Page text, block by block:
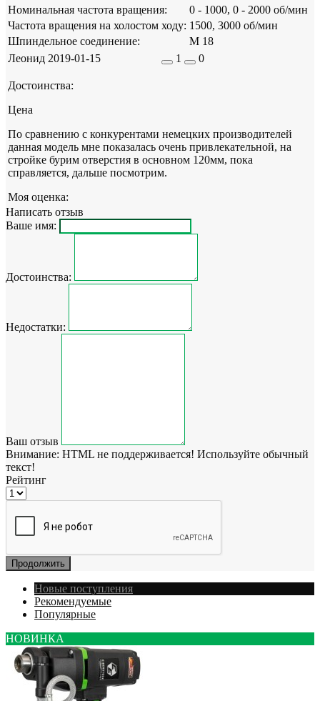
Номинальная частота вращения:
0 - 1000, 0 - 2000 об/мин
Частота вращения на холостом ходу: 1500, 3000 об/мин
Шпиндельное соединение:
М 18
Леонид 2019-01-15 1 0
Достоинства:
Цена
По сравнению с конкурентами немецких производителей
данная модель мне показалась очень привлекательной, на
стройке бурим отверстия в основном 120мм, пока
справляется, дальше посмотрим.
Моя оценка:
Написать отзыв
Ваше имя:
Достоинства:
Недостатки:
Ваш отзыв
Внимание: HTML не поддерживается! Используйте обычный
текст!
Рейтинг
Продолжить
Новые поступления
Рекомендуемые
Популярные
НОВИНКА